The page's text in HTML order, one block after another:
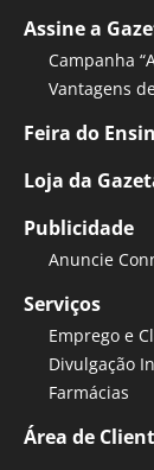
Assine a
Campanha
Vantagens
Feira do
Loja da
Publicidade
Anuncie
Serviços
Emprego e
Divulgação
Farmácias
Área de